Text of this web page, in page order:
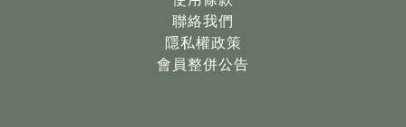
聯絡我們
隱私權政策
會員整併公告